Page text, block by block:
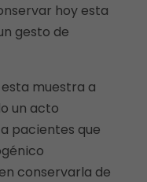
hoy esta
gesto de
muestra a
un acto
pacientes que
conservarla de